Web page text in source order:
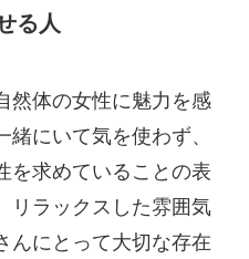
る人
然体の女性に魅力を感
にいて気を使わず、
を求めていることの表
リラックスした雰囲気
んにとって大切な存在